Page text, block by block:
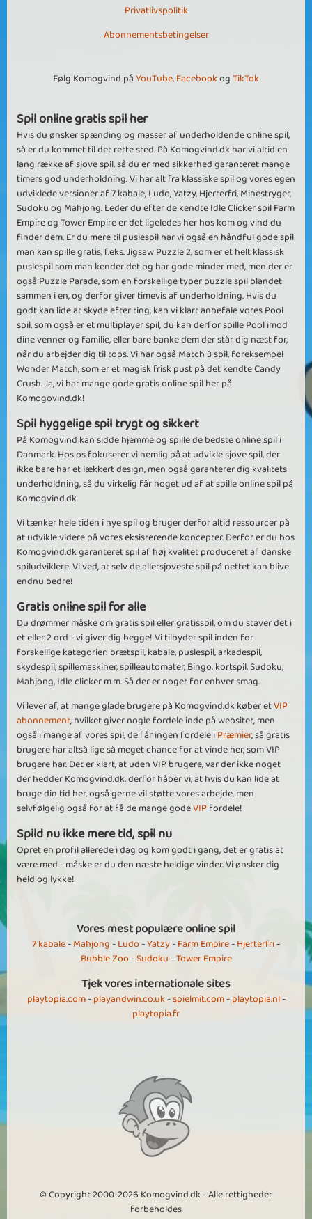
Privatlivspolitik
Abonnementsbetingelser
Følg Komogvind påYouTube,FacebookogTikTok
Spil online gratis spil her
Hvis du ønsker spænding og masser af underholdende online spil,
så er du kommet til det rette sted. På Komogvind.dk har vi altid en
lang række af sjove spil, så du er med sikkerhed garanteret mange
timers god underholdning. Vi har alt fra klassiske spil og vores egen
udviklede versioner af 7 kabale, Ludo, Yatzy, Hjerterfri, Minestryger,
Sudoku og Mahjong. Leder du efter de kendte Idle Clicker spil Farm
Empire og Tower Empire er det ligeledes her hos kom og vind du
finder dem. Er du mere til puslespil har vi også en håndful gode spil
man kan spille gratis, f.eks. Jigsaw Puzzle 2, som er et helt klassisk
puslespil som man kender det og har gode minder med, men der er
også Puzzle Parade, som en forskellige typer puzzle spil blandet
sammen i en, og derfor giver timevis af underholdning. Hvis du
godt kan lide at skyde efter ting, kan vi klart anbefale vores Pool
spil, som også er et multiplayer spil, du kan derfor spille Pool imod
dine venner og familie, eller bare banke dem der står dig næst for,
når du arbejder dig til tops. Vi har også Match 3 spil, foreksempel
Wonder Match, som er et magisk frisk pust på det kendte Candy
Crush. Ja, vi har mange gode gratis online spil her på
Komogovind.dk!
Spil hyggelige spil trygt og sikkert
På Komogvind kan sidde hjemme og spille de bedste online spil i
Danmark. Hos os fokuserer vi nemlig på at udvikle sjove spil, der
ikke bare har et lækkert design, men også garanterer dig kvalitets
underholdning, så du virkelig får noget ud af at spille online spil på
Komogvind.dk.
Vi tænker hele tiden i nye spil og bruger derfor altid ressourcer på
at udvikle videre på vores eksisterende koncepter. Derfor er du hos
Komogvind.dk garanteret spil af høj kvalitet produceret af danske
spiludviklere. Vi ved, at selv de allersjoveste spil på nettet kan blive
endnu bedre!
Gratis online spil for alle
Du drømmer måske om gratis spil eller gratisspil, om du staver det i
et eller 2 ord - vi giver dig begge! Vi tilbyder spil inden for
forskellige kategorier: brætspil, kabale, puslespil, arkadespil,
skydespil, spillemaskiner, spilleautomater, Bingo, kortspil, Sudoku,
Mahjong, Idle clicker m.m. Så der er noget for enhver smag.
Vi lever af, at mange glade brugere på Komogvind.dk køber etVIP
abonnement, hvilket giver nogle fordele inde på websitet, men
også i mange af vores spil, de får ingen fordele iPræmier, så gratis
brugere har altså lige så meget chance for at vinde her, som VIP
brugere har. Det er klart, at uden VIP brugere, var der ikke noget
der hedder Komogvind.dk, derfor håber vi, at hvis du kan lide at
bruge din tid her, også gerne vil støtte vores arbejde, men
selvfølgelig også for at få de mange godeVIPfordele!
Spild nu ikke mere tid, spil nu
Opret en profil allerede i dag og kom godt i gang, det er gratis at
være med - måske er du den næste heldige vinder. Vi ønsker dig
held og lykke!
Vores mest populære online spil
7 kabale-Mahjong-Ludo-Yatzy-Farm Empire-Hjerterfri-
Bubble Zoo-Sudoku-Tower Empire
Tjek vores internationale sites
playtopia.com-playandwin.co.uk-spielmit.com-playtopia.nl-
playtopia.fr
© Copyright 2000-2026 Komogvind.dk - Alle rettigheder
forbeholdes